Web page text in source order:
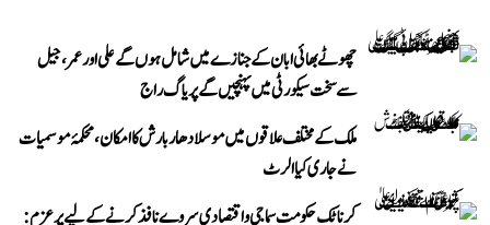
چھوٹے بھائی ابان کے جنازے میں شامل ہوں گے علی اور عمر، جیل
سے سخت سیکورٹی میں پہنچیں گے پریاگ راج
ملک کے مختلف علاقوں میں موسلادھار بارش کا امکان، محکمۂ موسمیات
نے جاری کیا الرٹ
کرناٹک حکومت سماجی و اقتصادی سروے نافذ کرنے کے لیے پرعزم: